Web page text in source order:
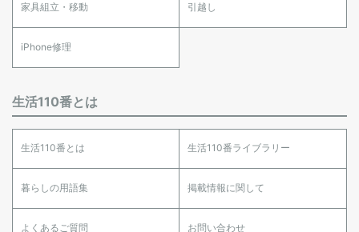
家具組立・移動 引越し
iPhone修理
生活110番とは
生活110番とは 生活110番ライブラリー
暮らしの用語集 掲載情報に関して
よくあるご質問 お問い合わせ